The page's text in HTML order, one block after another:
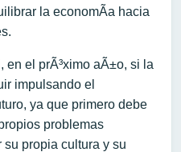
la economÃ­a hacia
en el prÃ³ximo aÃ±o, si la
impulsando el
ya que primero debe
problemas
su propia cultura y su